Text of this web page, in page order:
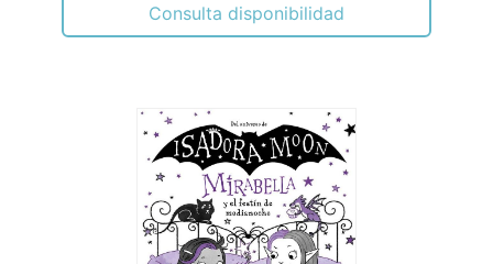
Consulta disponibilidad